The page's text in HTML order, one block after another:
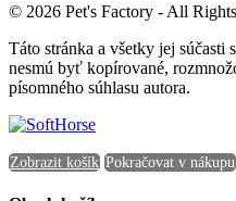
© 2026 Pet's Factory - All
Táto stránka a všetky jej súčasti
nesmú byť kopírované,
písomného súhlasu autora.
Zobrazit košík Pokračovat v nákupu